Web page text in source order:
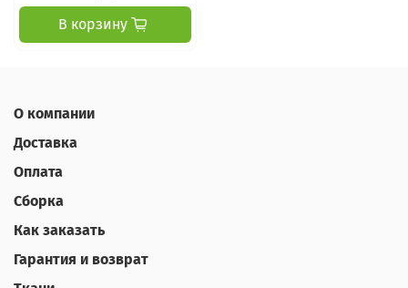
В корзину
О компании
Доставка
Оплата
Сборка
Как заказать
Гарантия и возврат